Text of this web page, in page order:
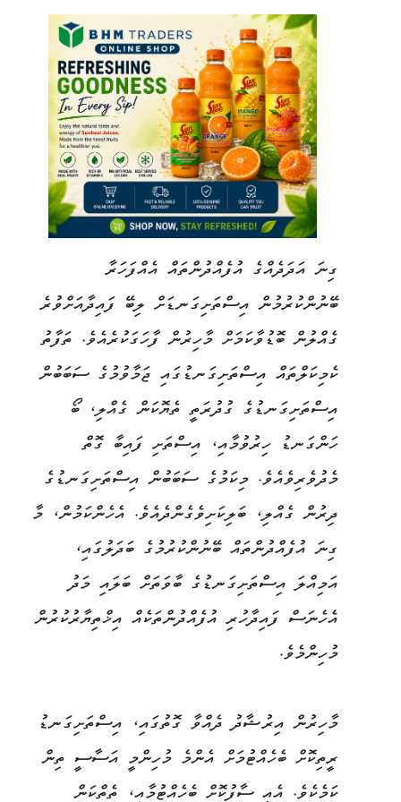
ގިނަ އަދަދެއްގެ އުފެއްދުންތައް އެއްފަހަރާ
ބޭނުންކުރުމުން އިސްތަށިގަނޑަށް ލިބޭ ފައިދާއަށްވުރެ
ގެއްލުން ބޮޑުވާކަމަށް މާހިރުން ފާހަގަކުރެއެވެ. ތަފާތު
ކެމިކަލްތައް އިސްތަށިގަނޑުގައި ޖަމާވުމުގެ ސަބަބުން
އިސްތަށިގަނޑުގެ ގުދުރަތީ ތެޔޮކަން ގެއްލި، ބޯ
ހަންގަނޑު ހިރުވުމާއި، އިސްތަށި ފައިބާ ގޮތް
މެދުވެރިވެއެވެ. މިކަމުގެ ސަބަބުން އިސްތަށިގަނޑުގެ
ދިރުން ގެއްލި، ބަލިކަށިވެގެންދެއެވެ. އެހެންކަމުން، މާ
ގިނަ އުފެއްދުންތައް ބޭނުންކުރުމުގެ ބަދަލުގައި،
އަމިއްލަ އިސްތަށިގަނޑުގެ ބާވަތަށް ބަލައި މަދު
އެހެނަސް ފައިދާހުރި އުފެއްދުންތަކެއް އިޚްތިޔާރުކުރުން
މުހިންމެވެ.
މާހިރުން އިރުޝާދު ދެއްވާ ގޮތުގައި، އިސްތަށިގަނޑު
ރީތިކޮށް ބެހެއްޓުމަށް އެންމެ މުހިންމީ އަސާސީ ތިން
ކަމެކެވެ. އެއީ ސާފުކޮށް ބެހެއްޓުމާއި، ތެތްކަން